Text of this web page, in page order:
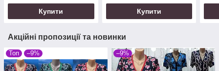
Купити Купити
Акційні пропозиції та новинки
Топ –9% –9%